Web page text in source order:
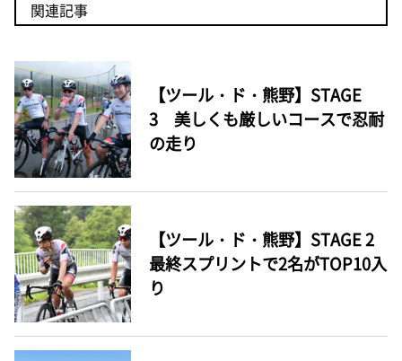
関連記事
【ツール・ド・熊野】STAGE
3 美しくも厳しいコースで忍耐
の走り
【ツール・ド・熊野】STAGE 2
最終スプリントで2名がTOP10入
り